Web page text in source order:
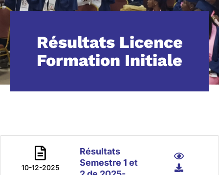
Résultats Licence
Formation Initiale
10-12-2025
Résultats
Semestre 1 et